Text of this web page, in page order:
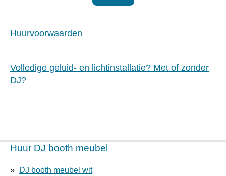
Huurvoorwaarden
Volledige geluid- en lichtinstallatie? Met of zonder
DJ?
Huur DJ booth meubel
DJ booth meubel wit